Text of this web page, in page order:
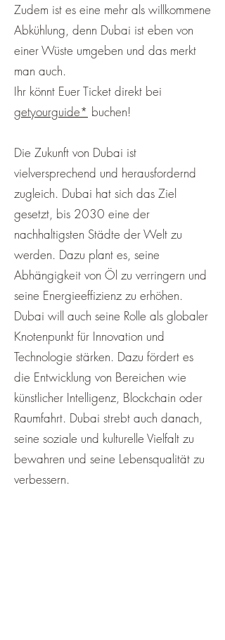
Zudem ist es eine mehr als willkommene
Abkühlung, denn Dubai ist eben von
einer Wüste umgeben und das merkt
man auch.
Ihr könnt Euer Ticket direkt bei
getyourguide* buchen!
Die Zukunft von Dubai ist
vielversprechend und herausfordernd
zugleich. Dubai hat sich das Ziel
gesetzt, bis 2030 eine der
nachhaltigsten Städte der Welt zu
werden. Dazu plant es, seine
Abhängigkeit von Öl zu verringern und
seine Energieeffizienz zu erhöhen.
Dubai will auch seine Rolle als globaler
Knotenpunkt für Innovation und
Technologie stärken. Dazu fördert es
die Entwicklung von Bereichen wie
künstlicher Intelligenz, Blockchain oder
Raumfahrt. Dubai strebt auch danach,
seine soziale und kulturelle Vielfalt zu
bewahren und seine Lebensqualität zu
verbessern.